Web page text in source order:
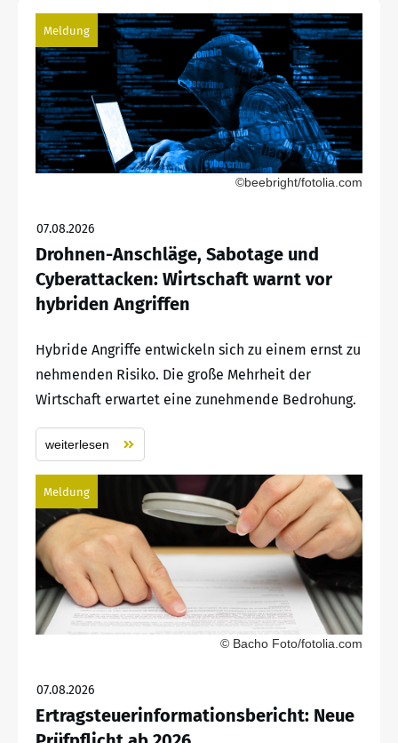
Meldung
©beebright/fotolia.com
07.08.2026
Drohnen-Anschläge, Sabotage und
Cyberattacken: Wirtschaft warnt vor
hybriden Angriffen
Hybride Angriffe entwickeln sich zu einem ernst zu
nehmenden Risiko. Die große Mehrheit der
Wirtschaft erwartet eine zunehmende Bedrohung.
weiterlesen
Meldung
© Bacho Foto/fotolia.com
07.08.2026
Ertragsteuerinformationsbericht: Neue